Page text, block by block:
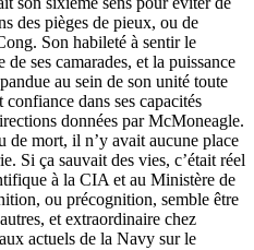
des pièges de pieux, ou de
Son habileté à sentir le
de ses camarades, et la puissance
au sein de son unité toute
dans ses capacités
données par McMoneagle.
de mort, il n’y avait aucune place
Si ça sauvait des vies, c’était réel
à la CIA et au Ministère de
ou précognition, semble être
et extraordinaire chez
actuels de la Navy sur le